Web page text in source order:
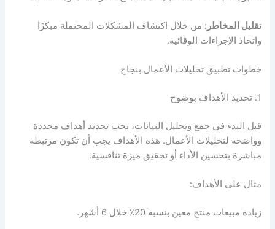
تقليل المخاطر: من خلال اكتشاف المشكلات المحتملة مبكرًا
واتخاذ الإجراءات الوقائية.
خطوات تطبيق تحليلات الأعمال بنجاح
1. تحديد الأهداف بوضوح
قبل البدء في جمع وتحليل البيانات، يجب تحديد أهداف محددة
وواضحة لتحليلات الأعمال. هذه الأهداف يجب أن تكون مرتبطة
مباشرة بتحسين الأداء أو تحقيق ميزة تنافسية.
مثال على الأهداف:
زيادة مبيعات منتج معين بنسبة 20٪ خلال 6 أشهر.